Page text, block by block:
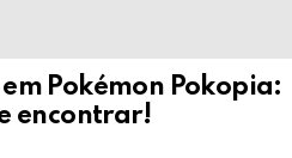
em Pokémon Pokopia:
encontrar!